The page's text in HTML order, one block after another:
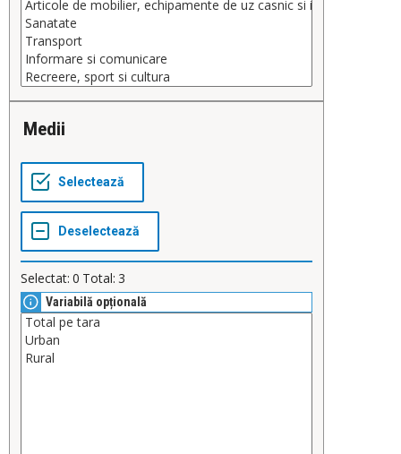
Medii
Selectat: 0 Total: 3
Variabilă opțională